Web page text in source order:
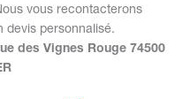
vous recontacterons
devis personnalisé.
des Vignes Rouge 74500